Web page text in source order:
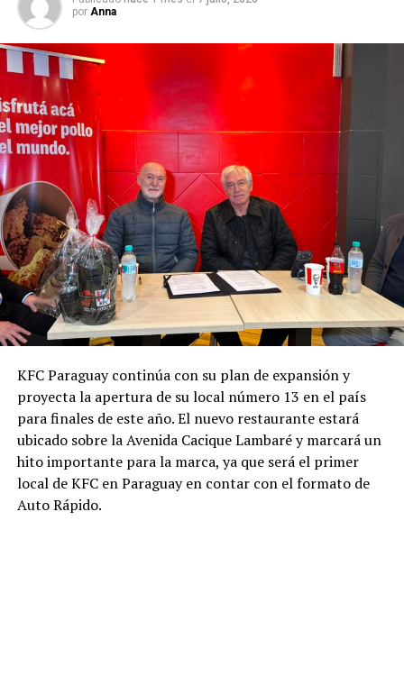
por Anna
KFC Paraguay continúa con su plan de expansión y
proyecta la apertura de su local número 13 en el país
para finales de este año. El nuevo restaurante estará
ubicado sobre la Avenida Cacique Lambaré y marcará un
hito importante para la marca, ya que será el primer
local de KFC en Paraguay en contar con el formato de
Auto Rápido.